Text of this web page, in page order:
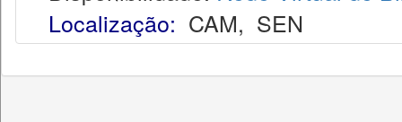
Localização: CAM, SEN